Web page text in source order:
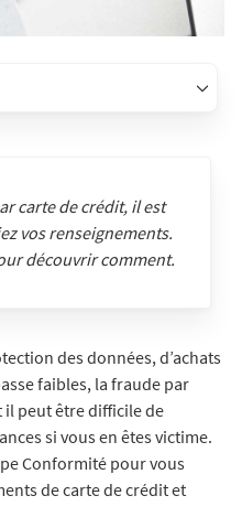
carte de crédit, il est
vos renseignements.
découvrir comment.
des données, d’achats
faibles, la fraude par
il peut être difficile de
si vous en êtes victime.
Conformité pour vous
de carte de crédit et